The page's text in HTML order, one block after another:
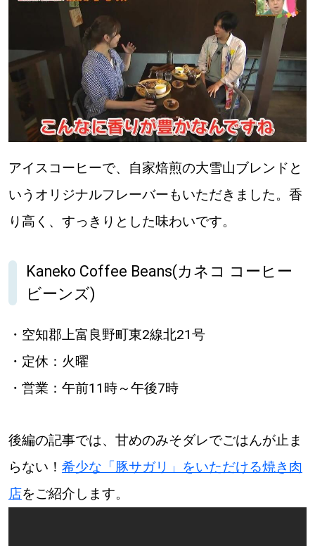
アイスコーヒーで、自家焙煎の大雪山ブレンドと
いうオリジナルフレーバーもいただきました。香
り高く、すっきりとした味わいです。
Kaneko Coffee Beans(カネコ コーヒー
ビーンズ)
・空知郡上富良野町東2線北21号
・定休：火曜
・営業：午前11時～午後7時
後編の記事では、甘めのみそダレでごはんが止ま
らない！ 希少な「豚サガリ」をいただける焼き肉
店をご紹介します。